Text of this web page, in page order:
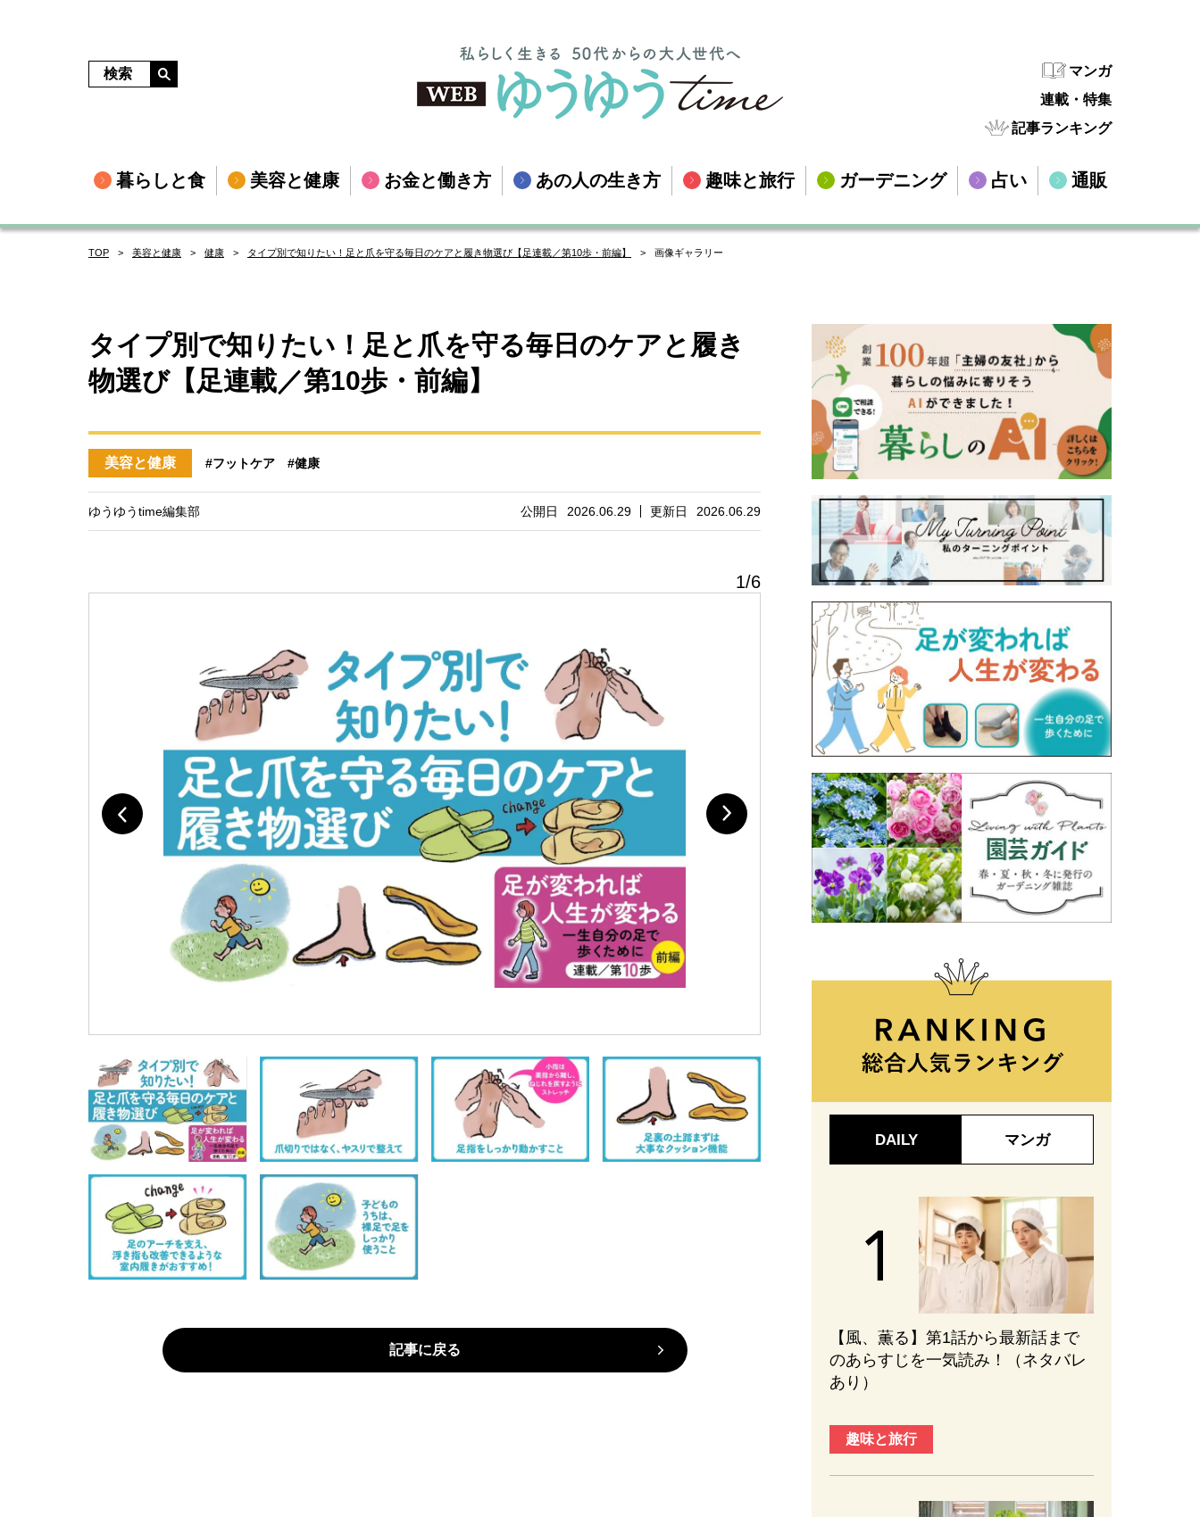
マンガ
連載・特集
記事ランキング
暮らしと食 美容と健康 お金と働き方 あの人の生き方 趣味と旅行 ガーデニング 占い 通販
TOP 美容と健康 健康 タイプ別で知りたい！足と爪を守る毎日のケアと履き物選び【足連載／第10歩・前編】 画像ギャラリー
タイプ別で知りたい！足と爪を守る毎日のケアと履き
物選び【足連載／第10歩・前編】
美容と健康 #フットケア #健康
公開日 2026.06.29 更新日 2026.06.29
ゆうゆうtime編集部
1/6
記事に戻る
DAILY マンガ
【風、薫る】第1話から最新話まで
のあらすじを一気読み！（ネタバレ
あり）
趣味と旅行